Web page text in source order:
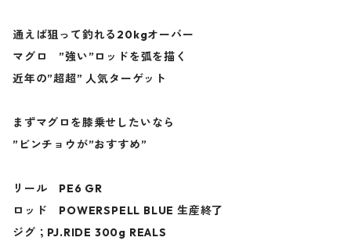
通えば狙って釣れる20kgオーバー
マグロ ”強い”ロッドを弧を描く
近年の”超超” 人気ターゲット
まずマグロを膝乗せしたいなら
”ビンチョウが”おすすめ”
リール PE6 GR
ロッド POWERSPELL BLUE 生産終了
ジグ；PJ.RIDE 300g REALS